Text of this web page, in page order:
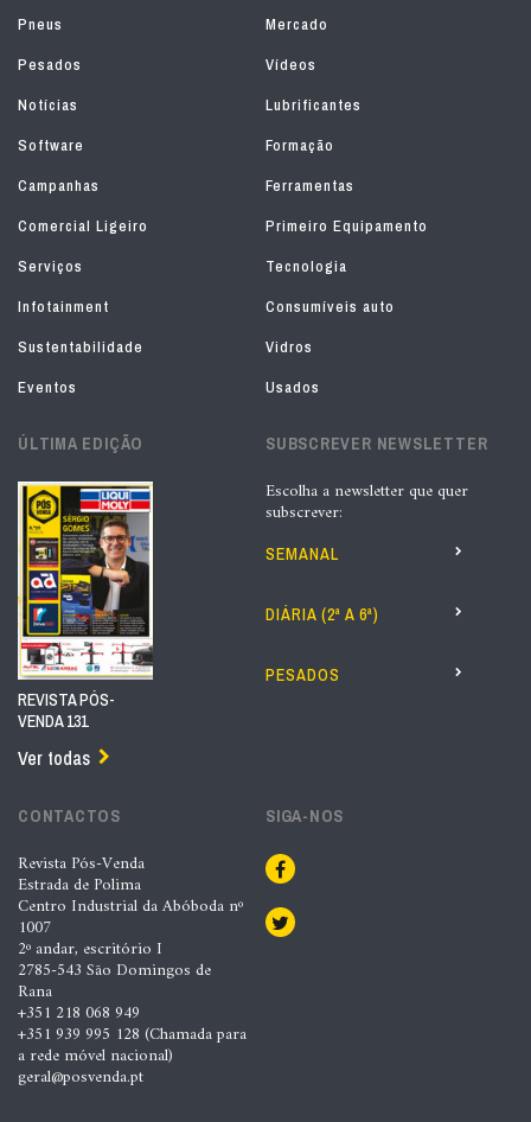
Pneus
Mercado
Pesados
Vídeos
Notícias
Lubrificantes
Software
Formação
Campanhas
Ferramentas
Comercial Ligeiro
Primeiro Equipamento
Serviços
Tecnologia
Infotainment
Consumíveis auto
Sustentabilidade
Vidros
Eventos
Usados
ÚLTIMA EDIÇÃO
REVISTA PÓS-
VENDA 131
Ver todas
SUBSCREVER NEWSLETTER
Escolha a newsletter que quer
subscrever:
SEMANAL
DIÁRIA (2ª A 6ª)
PESADOS
CONTACTOS
Revista Pós-Venda
Estrada de Polima
Centro Industrial da Abóboda nº
1007
2º andar, escritório I
2785-543 São Domingos de
Rana
+351 218 068 949
+351 939 995 128 (Chamada para
a rede móvel nacional)
geral@posvenda.pt
SIGA-NOS